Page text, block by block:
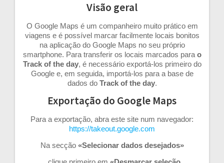
Visão geral
O Google Maps é um companheiro muito prático em
viagens e é possível marcar facilmente locais bonitos
na aplicação do Google Maps no seu próprio
smartphone. Para transferir os locais marcados parao
Track of the day, é necessário exportá-los primeiro do
Google e, em seguida, importá-los para a base de
dados do Track of the day.
Exportação do Google Maps
Para a exportação, abra este site num navegador:
https://takeout.google.com
Na secção «Selecionar dados desejados»